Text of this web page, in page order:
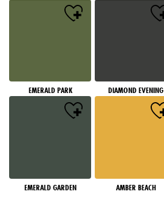
EMERALD PARK DIAMOND EVENING
EMERALD GARDEN AMBER BEACH